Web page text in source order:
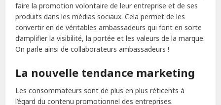
faire la promotion volontaire de leur entreprise et de ses
produits dans les médias sociaux. Cela permet de les
convertir en de véritables ambassadeurs qui font en sorte
d’amplifier la visibilité, la portée et les valeurs de la marque.
On parle ainsi de collaborateurs ambassadeurs !
La nouvelle tendance marketing
Les consommateurs sont de plus en plus réticents à
l’égard du contenu promotionnel des entreprises.